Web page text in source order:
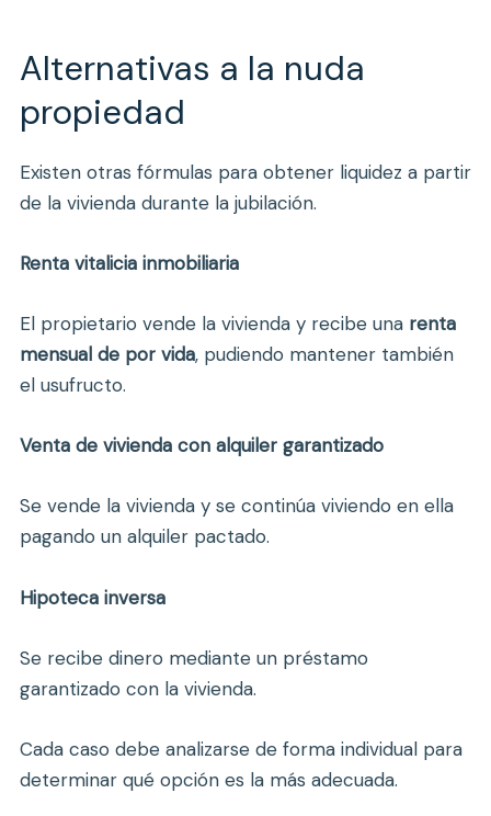
Alternativas a la nuda
propiedad
Existen otras fórmulas para obtener liquidez a partir
de la vivienda durante la jubilación.
Renta vitalicia inmobiliaria
El propietario vende la vivienda y recibe una renta
mensual de por vida, pudiendo mantener también
el usufructo.
Venta de vivienda con alquiler garantizado
Se vende la vivienda y se continúa viviendo en ella
pagando un alquiler pactado.
Hipoteca inversa
Se recibe dinero mediante un préstamo
garantizado con la vivienda.
Cada caso debe analizarse de forma individual para
determinar qué opción es la más adecuada.